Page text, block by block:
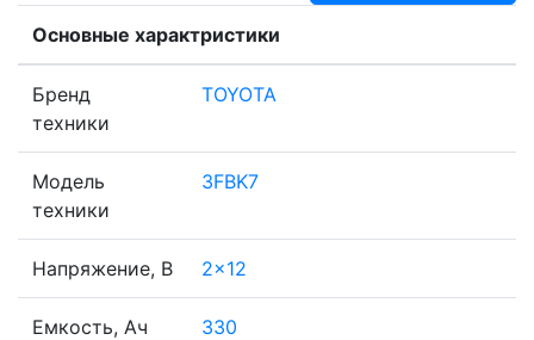
Основные характристики
Бренд
техники
TOYOTA
Модель
техники
3FBK7
Напряжение, В 2x12
Емкость, Ач 330